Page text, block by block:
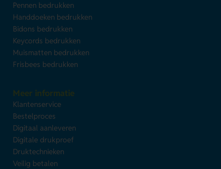
Pennen bedrukken
Handdoeken bedrukken
Bidons bedrukken
Keycords bedrukken
Muismatten bedrukken
Frisbees bedrukken
Meer informatie
Klantenservice
Bestelproces
Digitaal aanleveren
Digitale drukproef
Druktechnieken
Veilig betalen